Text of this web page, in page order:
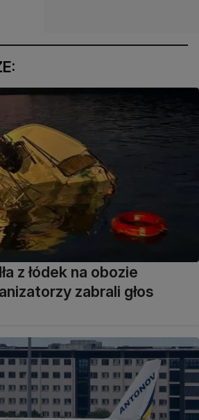
z łódek na obozie
zabrali głos